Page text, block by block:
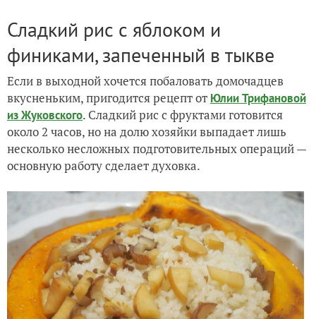
Сладкий рис с яблоком и
финиками, запеченный в тыкве
Если в выходной хочется побаловать домочадцев
вкусненьким, пригодится рецепт от Юлии Трифановой
из Жуковского. Сладкий рис с фруктами готовится
около 2 часов, но на долю хозяйки выпадает лишь
несколько несложных подготовительных операций —
основную работу сделает духовка.